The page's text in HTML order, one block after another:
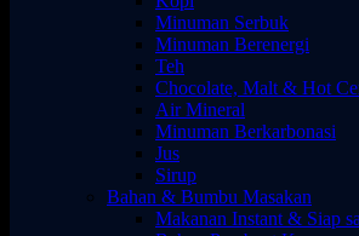
Minuman Serbuk
Minuman Berenergi
Teh
Chocolate, Malt & Hot
Air Mineral
Minuman Berkarbonasi
Jus
Sirup
Bahan & Bumbu Masakan
Makanan Instant & Siap